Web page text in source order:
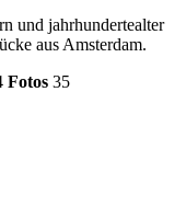
und jahrhundertealter
aus Amsterdam.
Fotos 35